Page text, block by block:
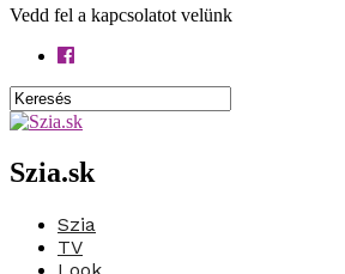
Vedd fel a kapcsolatot velünk
Szia.sk
Szia
TV